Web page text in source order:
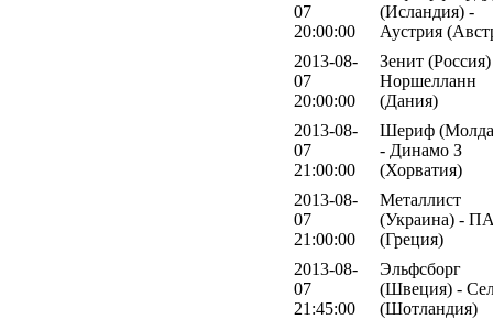
07
20:00:00
(Исландия) -
Аустрия
2013-08-
07
20:00:00
Зенит
Норшелланн
(Дания)
2013-08-
07
21:00:00
Шериф
- Динамо З
(Хорватия)
2013-08-
07
21:00:00
Металлист
(Украина) -
(Греция)
2013-08-
07
21:45:00
Эльфсборг
(Швеция) -
(Шотландия)